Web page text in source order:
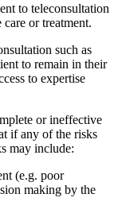
to teleconsultation
or treatment.
such as
to remain in their
to expertise
or ineffective
if any of the risks
may include:
(e.g. poor
making by the